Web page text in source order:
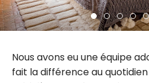
Nous avons eu une équipe
fait la différence au